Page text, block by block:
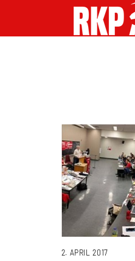
2. APRIL 2017